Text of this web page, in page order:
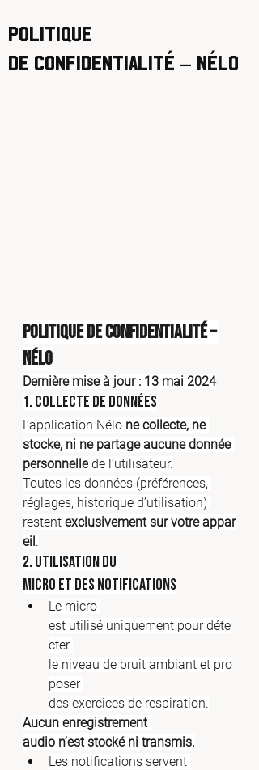
Politique
de confidentialité – Nélo
Politique de confidentialité –
Nélo
Dernière mise à jour : 13 mai 2024
1. Collecte de données
L’application Nélo ne collecte, ne
stocke, ni ne partage aucune donnée
personnelle de l’utilisateur.
Toutes les données (préférences,
réglages, historique d’utilisation)
restent exclusivement sur votre appar
eil.
2. Utilisation du
micro et des notifications
Le micro
est utilisé uniquement pour déte
cter
le niveau de bruit ambiant et pro
poser
des exercices de respiration.
Aucun enregistrement
audio n’est stocké ni transmis.
Les notifications servent